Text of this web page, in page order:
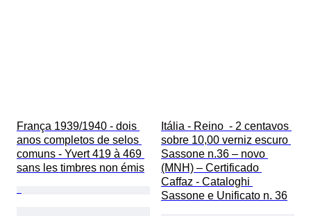
França 1939/1940 - dois
anos completos de selos
comuns - Yvert 419 à 469
sans les timbres non émis
Itália - Reino  - 2 centavos
sobre 10,00 verniz escuro
Sassone n.36 – novo
(MNH) – Certificado
Caffaz - Cataloghi
Sassone e Unificato n. 36